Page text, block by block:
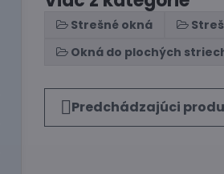
Strešné okná
Okná do plochých
Predchádzajúci